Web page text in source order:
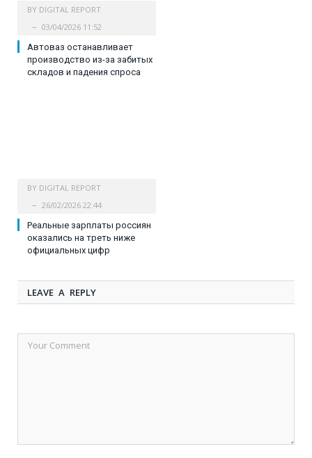
BY DIGITAL REPORT
03/04/2026 11:52
Автоваз останавливает
производство из-за забитых
складов и падения спроса
BY DIGITAL REPORT
26/02/2026 22:44
Реальные зарплаты россиян
оказались на треть ниже
официальных цифр
LEAVE A REPLY